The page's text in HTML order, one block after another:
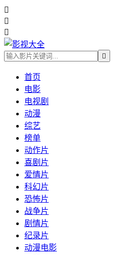




首页
电影
电视剧
动漫
综艺
榜单
动作片
喜剧片
爱情片
科幻片
恐怖片
战争片
剧情片
纪录片
动漫电影